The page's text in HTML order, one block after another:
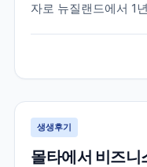
자로 뉴질랜드에서 1
급해지면서 항공권에
그러던 중 주한 뉴질
식이...
생생후기
몰타에서 비즈니